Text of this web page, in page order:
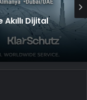
Dijital